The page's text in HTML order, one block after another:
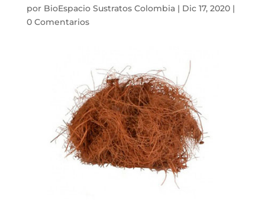
por BioEspacio Sustratos Colombia| Dic 17, 2020|
0 Comentarios